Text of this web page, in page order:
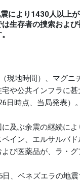
により1430人以上
生存者の捜索およ
現地時間）、マグ
や公共インフラに
日時点、当局発表
及ぶ余震の継続に
イン、エルサルバ
び医薬品が、ラ・
、ベネズエラの地